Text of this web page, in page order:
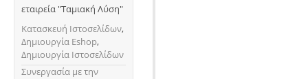
εταιρεία "Ταμιακή Λύση"
Κατασκευή Ιστοσελίδων,
Δημιουργία Eshop,
Δημιουργία Ιστοσελίδων
Συνεργασία με την